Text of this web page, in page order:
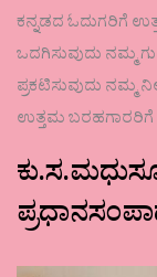
ಕನ್ನಡದ ಓದುಗರಿಗೆ
ಒದಗಿಸುವುದು ನಮ್ಮ
ಪ್ರಕಟಿಸುವುದು
ಉತ್ತಮ ಬರಹಗಾರರಿಗೆ